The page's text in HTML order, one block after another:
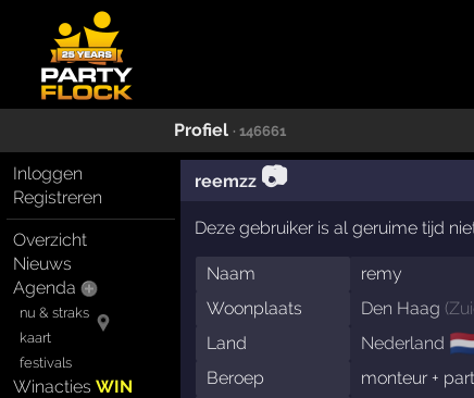
Profiel · 146661
Inloggen
Registreren
Overzicht
Nieuws
Agenda
nu & straks
kaart
festivals
WinactiesWIN
reemzz 📷
Deze gebruiker is al geruime tijd
Naam
remy
Woonplaats
Den Haag (
Land
Nederland
Beroep
monteur +